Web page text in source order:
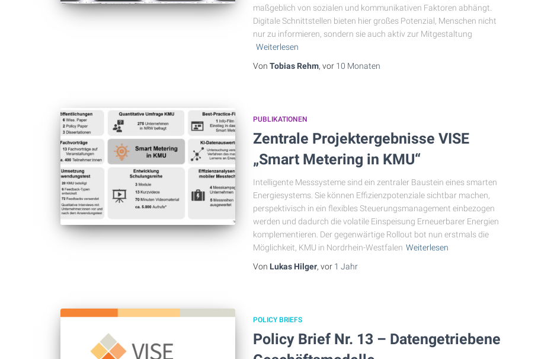
maßgeblich von sozialen und kommunikativen Faktoren abhängt.
Digitale Schnittstellen bieten hier großes Potenzial, Menschen nicht
nur zu informieren, sondern sie auch aktiv zur Mitgestaltung
Weiterlesen
Von Tobias Rehm, vor 10 Monaten
PUBLIKATIONEN
Zentrale Projektergebnisse VISE
„Smart Metering in KMU“
Intelligente Messsysteme sind ein zentraler Baustein eines smarten
Energiesystems. Sie können Effizienzpotenziale sichtbar machen,
perspektivisch in ein flexibles Steuerungsmanagement einbezogen
werden und dadurch die volatile Einspeisung Erneuerbarer Energien
komplementieren. Der gegenwärtige Rollout bot nun erstmals die
Möglichkeit, KMU in Nordrhein-Westfalen Weiterlesen
Von Lukas Hilger, vor 1 Jahr
POLICY BRIEFS
Policy Brief Nr. 13 – Datengetriebene